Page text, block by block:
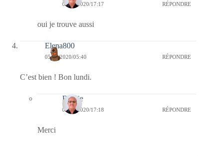
05/10/2020/17:17 RÉPONDRE
oui je trouve aussi
Elena800
05/10/2020/05:40 RÉPONDRE
C’est bien ! Bon lundi.
Bernie
05/10/2020/17:18 RÉPONDRE
Merci